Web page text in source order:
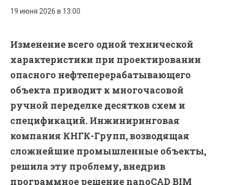
19 июня 2026 в 13:00
Изменение всего одной технической
характеристики при проектировании
опасного нефтеперерабатывающего
объекта приводит к многочасовой
ручной переделке десятков схем и
спецификаций. Инжиниринговая
компания КНГК-Групп, возводящая
сложнейшие промышленные объекты,
решила эту проблему, внедрив
программное решение nanoCAD BIM